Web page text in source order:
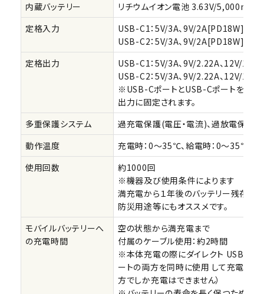
内蔵バッテリー
リチウムイオン電池 3.63V/5,000mAh
定格入力
USB-C1：5V/3A、9V/2A[PD18W]
USB-C2：5V/3A、9V/2A[PD18W]
定格出力
USB-C1：5V/3A、9V/2.22A、12V/
USB-C2：5V/3A、9V/2.22A、12V/
※USB-CポートとUSB-Cポートを同
出力に固定されます。
多重保護システム
過充電保護(電圧・電流)、過放電保護(
動作温度
充電時：0～35℃、給電時：0～35℃
使用回数
約1000回
※機器及び使用条件によります
満充電から１年後のバッテリー残存率
防災用途等にもオススメです。
モバイルバッテリーへ
の充電時間
空の状態から満充電まで
付属のケーブル使用：約2時間
※本体充電の際にダイレクト USB-C
ートの両方を同時に使用 して充電を行
方でしか充電はできません）